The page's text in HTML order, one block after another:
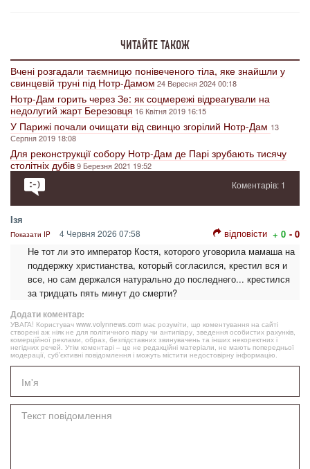
ЧИТАЙТЕ ТАКОЖ
Вчені розгадали таємницю понівеченого тіла, яке знайшли у
свинцевій труні під Нотр-Дамом24 Вересня 2024 00:18
Нотр-Дам горить через Зе: як соцмережі відреагували на
недолугий жарт Березовця 16 Квітня 2019 16:15
У Парижі почали очищати від свинцю згорілий Нотр-Дам 13
Серпня 2019 18:08
Для реконструкції собору Нотр-Дам де Парі зрубають тисячу
столітніх дубів9 Березня 2021 19:52
Коментарів: 1
Iзя
Показати IP 4 Червня 2026 07:58 відповісти + 0 - 0
Не тот ли это император Костя, которого уговорила мамаша на
поддержку христианства, который согласился, крестил вся и
все, но сам держался натурально до последнего... крестился
за тридцать пять минут до смерти?
Додати коментар:
УВАГА! Користувач www.volynnews.com має розуміти, що коментування на сайті
створені аж ніяк не для політичного піару чи антипіару, зведення особистих рахунків,
комерційної реклами, образ, безпідставних звинувачень та інших некоректних і
негідних речей. Утім коментарі – це не редакційні матеріали, не мають попередньої
модерації, суб’єктивні повідомлення і можуть містити недостовірну інформацію.